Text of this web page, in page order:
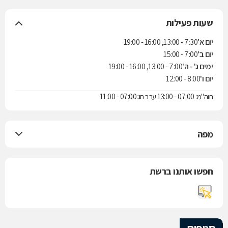
שעות פעילות
יום א'7:30 - 13:00, 16:00 - 19:00
יום ב'7:00 - 15:00
ימים ג' - ה'7:00 - 13:00, 16:00 - 19:00
יום ו'8:00 - 12:00
חוה"מ: 07:00 - 13:00 ערב חג:07:00 - 11:00
מפה
חפשו אותנו ברשת